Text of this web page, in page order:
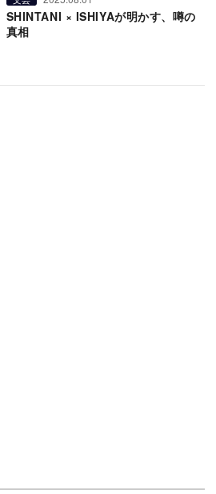
SHINTANI × ISHIYAが明かす、噂の
真相